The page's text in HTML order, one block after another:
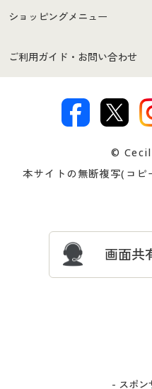
はじめての方へ
セシールご利用規約
著作権・商標について
ショッピングメニュー
商品カテゴリ
プレゼント＆キャンペーン
ご利用ガイド・お問い合わせ
交換・返品は
ついて
©
本サイトの無断複写(コピ
画面共
- スポン